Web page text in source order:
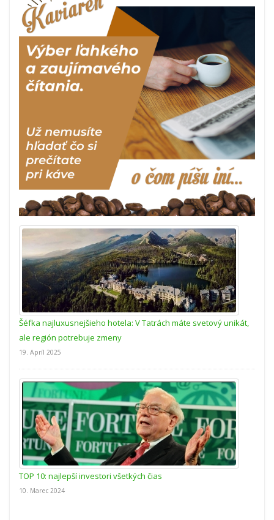
Šéfka najluxusnejšieho hotela: V Tatrách máte svetový unikát,
ale región potrebuje zmeny
19. Apríl 2025
TOP 10: najlepší investori všetkých čias
10. Marec 2024